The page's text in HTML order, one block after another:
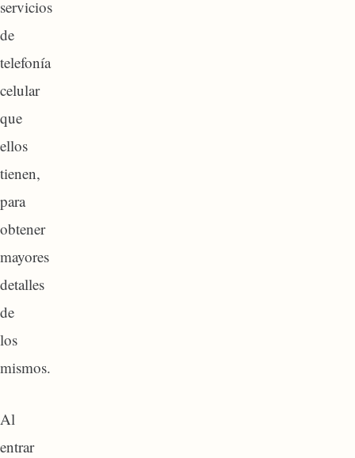
servicios
de
telefonía
celular
que
ellos
tienen,
para
obtener
mayores
detalles
de
los
mismos.
Al
entrar